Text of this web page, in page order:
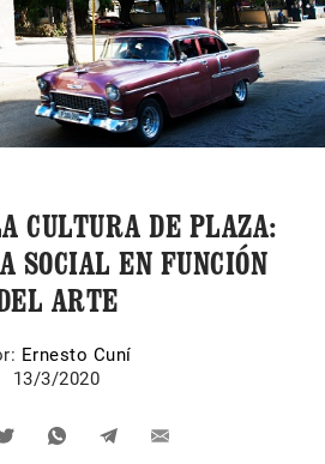
CULTURA DE PLAZA:
SOCIAL EN FUNCIÓN
ARTE
Ernesto Cuní
13/3/2020